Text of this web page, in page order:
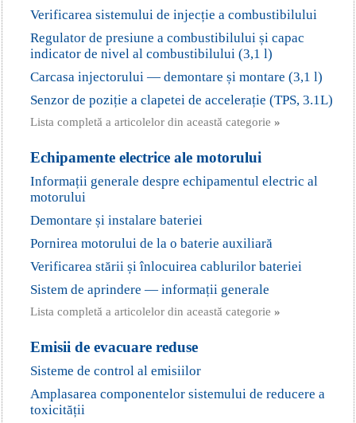
Verificarea sistemului de injecție a combustibilului
Regulator de presiune a combustibilului și capac
indicator de nivel al combustibilului (3,1 l)
Carcasa injectorului — demontare și montare (3,1 l)
Senzor de poziție a clapetei de accelerație (TPS, 3.1L)
Lista completă a articolelor din această categorie »
Echipamente electrice ale motorului
Informații generale despre echipamentul electric al
motorului
Demontare și instalare bateriei
Pornirea motorului de la o baterie auxiliară
Verificarea stării și înlocuirea cablurilor bateriei
Sistem de aprindere — informații generale
Lista completă a articolelor din această categorie »
Emisii de evacuare reduse
Sisteme de control al emisiilor
Amplasarea componentelor sistemului de reducere a
toxicității